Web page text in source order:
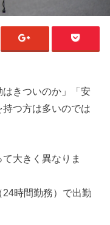
はきついのか」「安
つ方は多いのでは
大きく異なりま
時間勤務）で出勤